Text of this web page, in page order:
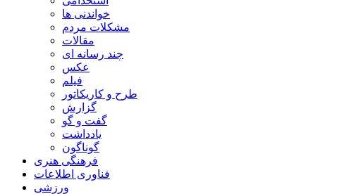
خواندنی ها
مشکلات مردم
مقالات
چند رسانه ای
عکس
فیلم
طرح و کاریکاتور
گزارش
گفت و گو
یادداشت
گوناگون
فرهنگی هنری
فناوری اطلاعات
ورزشی